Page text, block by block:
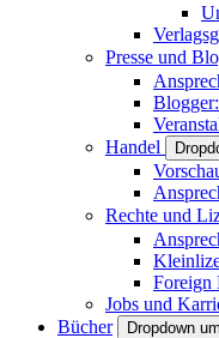
Presse und
Handel
Rechte und
Foreign
Jobs und
Bücher
Dropdown